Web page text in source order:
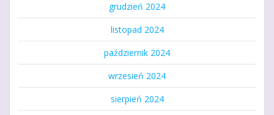
grudzień 2024
listopad 2024
październik 2024
wrzesień 2024
sierpień 2024